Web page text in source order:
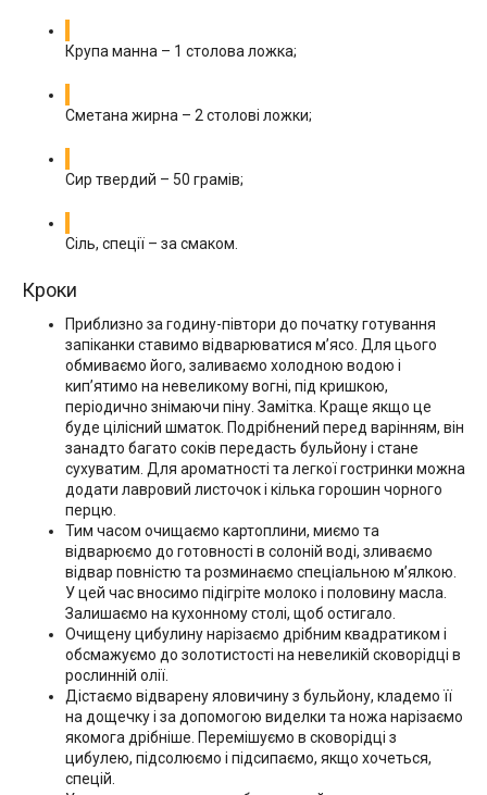
Крупа манна – 1 столова ложка;
Сметана жирна – 2 столові ложки;
Сир твердий – 50 грамів;
Сіль, спеції – за смаком.
Кроки
Приблизно за годину-півтори до початку готування
запіканки ставимо відварюватися м’ясо. Для цього
обмиваємо його, заливаємо холодною водою і
кип’ятимо на невеликому вогні, під кришкою,
періодично знімаючи піну. Замітка. Краще якщо це
буде цілісний шматок. Подрібнений перед варінням, він
занадто багато соків передасть бульйону і стане
сухуватим. Для ароматності та легкої гостринки можна
додати лавровий листочок і кілька горошин чорного
перцю.
Тим часом очищаємо картоплини, миємо та
відварюємо до готовності в солоній воді, зливаємо
відвар повністю та розминаємо спеціальною м’ялкою.
У цей час вносимо підігріте молоко і половину масла.
Залишаємо на кухонному столі, щоб остигало.
Очищену цибулину нарізаємо дрібним квадратиком і
обсмажуємо до золотистості на невеликій сковорідці в
рослинній олії.
Дістаємо відварену яловичину з бульйону, кладемо її
на дощечку і за допомогою виделки та ножа нарізаємо
якомога дрібніше. Перемішуємо в сковорідці з
цибулею, підсолюємо і підсипаємо, якщо хочеться,
спецій.